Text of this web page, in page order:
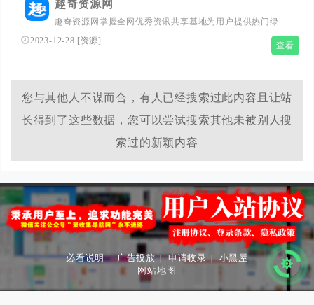
趣奇资源网
趣奇资源网掌握全网优秀资讯共享基地为用户提供热门绿色
精品软件，专注发布活动资讯，给用户打造了分享优质软件
2023-12-28 [资源] 查看
您与其他人不谋而合，有人已经搜索过此内容且让站
长得到了这些数据，您可以尝试搜索其他未被别人搜
索过的新颖内容
必看说明 | 广告投放 | 申请收录 | 小黑屋
网站地图